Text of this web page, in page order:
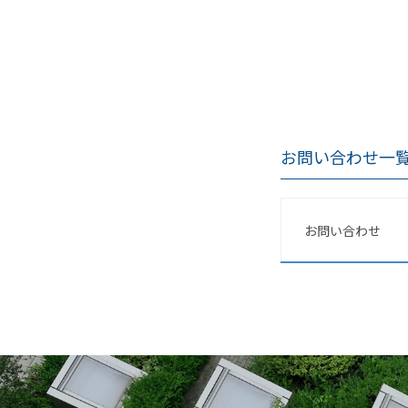
お問い合わせ一
お問い合わせ